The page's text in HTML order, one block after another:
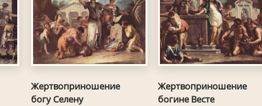
Жертвоприношение
богу Селену
Жертвоприношение
богине Весте